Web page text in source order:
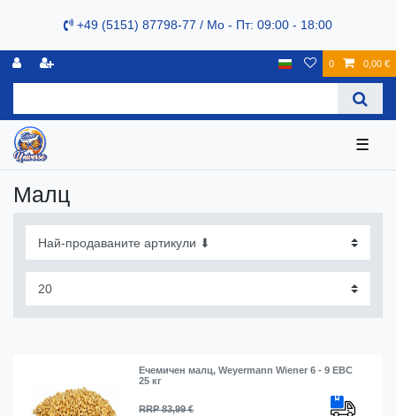
+49 (5151) 87798-77 / Mo - Пт: 09:00 - 18:00
0 0,00 €
☰
Малц
Ечемичен малц, Weyermann Wiener 6 - 9 EBC
25 кг
RRP 83,99 €